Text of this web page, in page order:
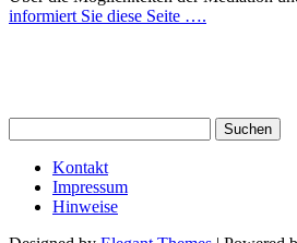
informiert Sie diese Seite ….
nach:
Kontakt
Impressum
Hinweise